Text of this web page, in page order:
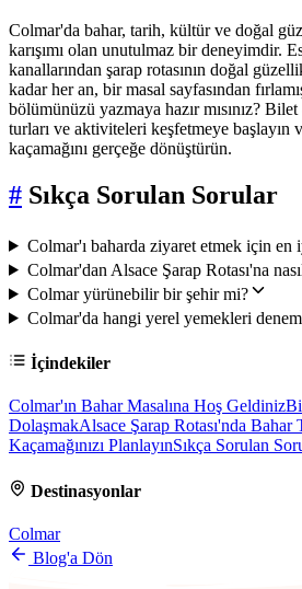
Colmar'da bahar, tarih, kültür ve doğal
karışımı olan unutulmaz bir deneyimdir.
kanallarından şarap rotasının doğal
kadar her an, bir masal sayfasından
bölümünüzü yazmaya hazır mısınız?
turları ve aktiviteleri keşfetmeye başlayın
kaçamağını gerçeğe dönüştürün.
# Sıkça Sorulan Sorular
Colmar'ı baharda ziyaret etmek için en
Colmar'dan Alsace Şarap Rotası'na
Colmar yürünebilir bir şehir mi?
Colmar'da hangi yerel yemekleri
İçindekiler
Colmar'ın Bahar Masalına Hoş Geldiniz
DolaşmakAlsace Şarap Rotası'nda Bahar
Kaçamağınızı PlanlayınSıkça Sorulan
Destinasyonlar
Colmar
Blog'a Dön